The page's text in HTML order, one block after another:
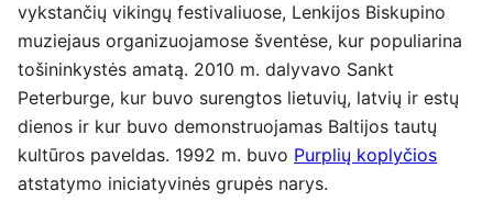
vykstančių vikingų festivaliuose, Lenkijos Biskupino
muziejaus organizuojamose šventėse, kur populiarina
tošininkystės amatą. 2010 m. dalyvavo Sankt
Peterburge, kur buvo surengtos lietuvių, latvių ir estų
dienos ir kur buvo demonstruojamas Baltijos tautų
kultūros paveldas. 1992 m. buvo Purplių koplyčios
atstatymo iniciatyvinės grupės narys.